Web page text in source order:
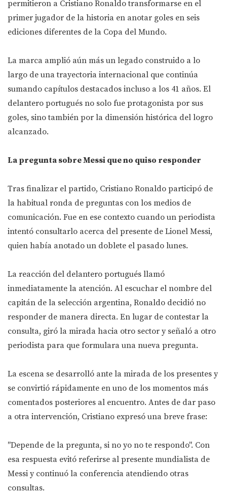
permitieron a Cristiano Ronaldo transformarse en el
primer jugador de la historia en anotar goles en seis
ediciones diferentes de la Copa del Mundo.
La marca amplió aún más un legado construido a lo
largo de una trayectoria internacional que continúa
sumando capítulos destacados incluso a los 41 años. El
delantero portugués no solo fue protagonista por sus
goles, sino también por la dimensión histórica del logro
alcanzado.
La pregunta sobre Messi que no quiso responder
Tras finalizar el partido, Cristiano Ronaldo participó de
la habitual ronda de preguntas con los medios de
comunicación. Fue en ese contexto cuando un periodista
intentó consultarlo acerca del presente de Lionel Messi,
quien había anotado un doblete el pasado lunes.
La reacción del delantero portugués llamó
inmediatamente la atención. Al escuchar el nombre del
capitán de la selección argentina, Ronaldo decidió no
responder de manera directa. En lugar de contestar la
consulta, giró la mirada hacia otro sector y señaló a otro
periodista para que formulara una nueva pregunta.
La escena se desarrolló ante la mirada de los presentes y
se convirtió rápidamente en uno de los momentos más
comentados posteriores al encuentro. Antes de dar paso
a otra intervención, Cristiano expresó una breve frase:
"Depende de la pregunta, si no yo no te respondo". Con
esa respuesta evitó referirse al presente mundialista de
Messi y continuó la conferencia atendiendo otras
consultas.